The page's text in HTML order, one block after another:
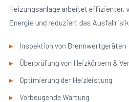
Heizungsanlage arbeitet effizienter,
Energie und reduziert das
Inspektion von Brennwertgeräten
Überprüfung von Heizkörpern &
Optimierung der Heizleistung
Vorbeugende Wartung